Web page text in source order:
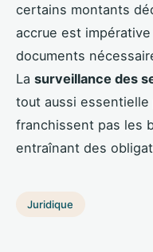
certains montants
accrue est
documents
La surveillance des
tout aussi
franchissent pas les
entraînant des
Juridique